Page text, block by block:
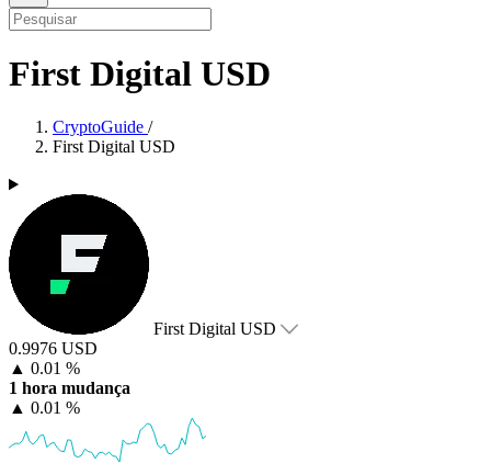
First Digital USD
CryptoGuide /
First Digital USD
First Digital USD
0.9976 USD
▲ 0.01 %
1 hora mudança
▲ 0.01 %